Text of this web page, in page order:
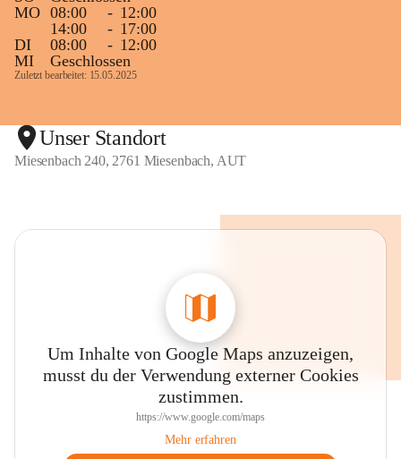
MO 08:00 - 12:00
14:00
- 17:00
DI
08:00 - 12:00
MI
Geschlossen
Zuletzt bearbeitet: 15.05.2025
Unser Standort
Miesenbach 240, 2761 Miesenbach, AUT
Um Inhalte von Google Maps anzuzeigen,
musst du der Verwendung externer Cookies
zustimmen.
https://www.google.com/maps
Mehr erfahren